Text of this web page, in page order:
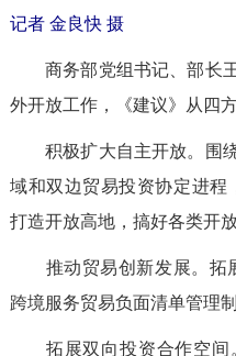
记者 金良快 摄
商务部党组书记、部长王
外开放工作，《建议》从四
积极扩大自主开放。围绕
域和双边贸易投资协定进程
打造开放高地，搞好各类开
推动贸易创新发展。拓
跨境服务贸易负面清单管理
拓展双向投资合作空间